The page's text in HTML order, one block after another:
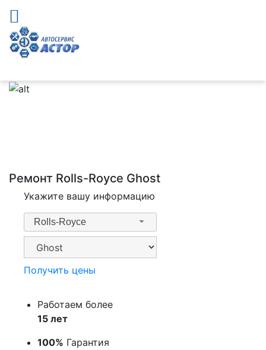
Ремонт Rolls-Royce Ghost
Укажите вашу информацию
Rolls-Royce
Получить цены
Работаем более
15 лет
100% Гарантия